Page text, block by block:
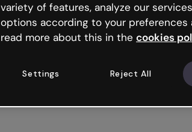
variety of features, analyze our
options according to your preferences
read more about this in the cookies
Settings Reject All